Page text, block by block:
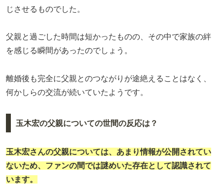
じさせるものでした。
父親と過ごした時間は短かったものの、その中で家族の絆
を感じる瞬間があったのでしょう。
離婚後も完全に父親とのつながりが途絶えることはなく、
何かしらの交流が続いていたようです。
玉木宏の父親についての世間の反応は？
玉木宏さんの父親については、あまり情報が公開されてい
ないため、ファンの間では謎めいた存在として認識されて
います。